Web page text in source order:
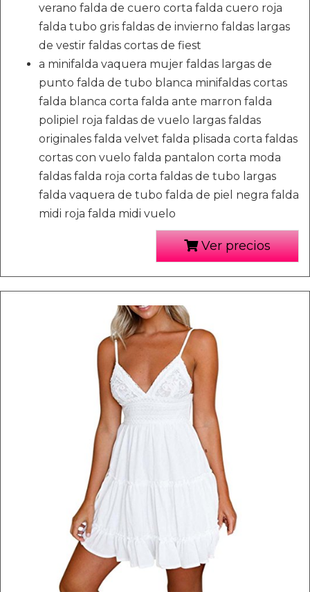
verano falda de cuero corta falda cuero roja
falda tubo gris faldas de invierno faldas largas
de vestir faldas cortas de fiest
a minifalda vaquera mujer faldas largas de
punto falda de tubo blanca minifaldas cortas
falda blanca corta falda ante marron falda
polipiel roja faldas de vuelo largas faldas
originales falda velvet falda plisada corta faldas
cortas con vuelo falda pantalon corta moda
faldas falda roja corta faldas de tubo largas
falda vaquera de tubo falda de piel negra falda
midi roja falda midi vuelo
Ver precios